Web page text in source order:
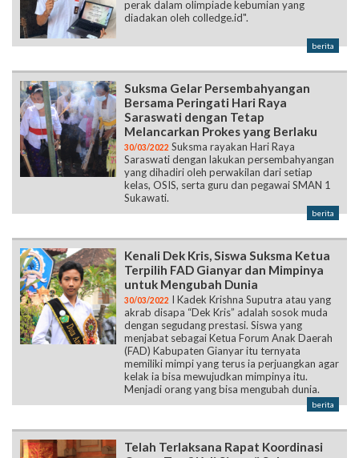
perak dalam olimpiade kebumian yang
diadakan oleh colledge.id".
berita
Suksma Gelar Persembahyangan
Bersama Peringati Hari Raya
Saraswati dengan Tetap
Melancarkan Prokes yang Berlaku
30/03/2022 Suksma rayakan Hari Raya
Saraswati dengan lakukan persembahyangan
yang dihadiri oleh perwakilan dari setiap
kelas, OSIS, serta guru dan pegawai SMAN 1
Sukawati.
berita
Kenali Dek Kris, Siswa Suksma Ketua
Terpilih FAD Gianyar dan Mimpinya
untuk Mengubah Dunia
30/03/2022 I Kadek Krishna Suputra atau yang
akrab disapa “Dek Kris” adalah sosok muda
dengan segudang prestasi. Siswa yang
menjabat sebagai Ketua Forum Anak Daerah
(FAD) Kabupaten Gianyar itu ternyata
memiliki mimpi yang terus ia perjuangkan agar
kelak ia bisa mewujudkan mimpinya itu.
Menjadi orang yang bisa mengubah dunia.
berita
Telah Terlaksana Rapat Koordinasi